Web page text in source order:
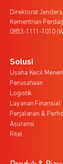
Direktorat
Kementrian
0853-1111-1010
Solusi
Usaha Kecil
Perusahaan
Logistik
Layanan Finansial
Perjalanan &
Asuransi
Ritel